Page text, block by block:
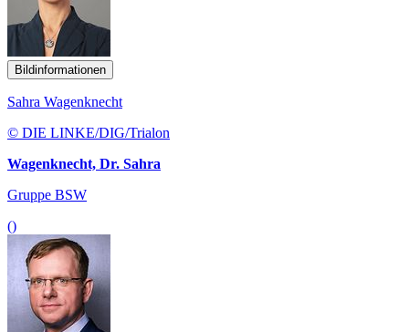
Bildinformationen
Sahra Wagenknecht
© DIE LINKE/DIG/Trialon
Wagenknecht, Dr. Sahra
Gruppe BSW
()